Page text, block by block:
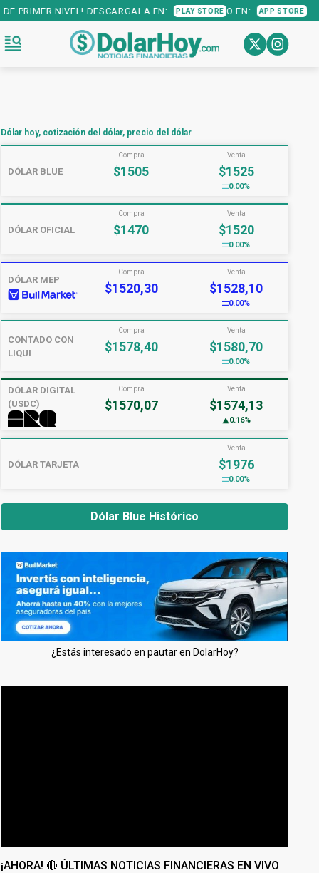
EN: PLAY STORE O EN: APP STORE
Dólar hoy, cotización del dólar, precio del dólar
DÓLAR BLUE
Compra
$1505
Venta
$1525
0.00%
DÓLAR OFICIAL
Compra
$1470
Venta
$1520
0.00%
DÓLAR MEP
Compra
$1520,30
Venta
$1528,10
0.00%
CONTADO CON
LIQUI
Compra
$1578,40
Venta
$1580,70
0.00%
DÓLAR DIGITAL
(USDC)
Compra
$1570,07
Venta
$1574,13
0.16%
DÓLAR TARJETA
Venta
$1976
0.00%
Dólar Blue Histórico
¿Estás interesado en pautar en DolarHoy?
¡AHORA! 🔴 ÚLTIMAS NOTICIAS FINANCIERAS EN VIVO